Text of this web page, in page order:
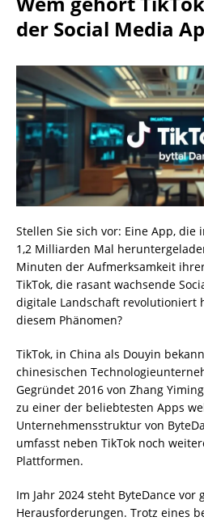
der Social Media
Stellen Sie sich vor: Eine App, die
1,2 Milliarden Mal
Minuten der Aufmerksamkeit
TikTok, die rasant wachsende
digitale Landschaft revolutioniert
diesem Phänomen?
TikTok, in China als Douyin
chinesischen
Gegründet 2016 von Zhang
zu einer der beliebtesten Apps
Unternehmensstruktur von
umfasst neben TikTok noch
Plattformen.
Im Jahr 2024 steht ByteDance vor
Herausforderungen. Trotz eines